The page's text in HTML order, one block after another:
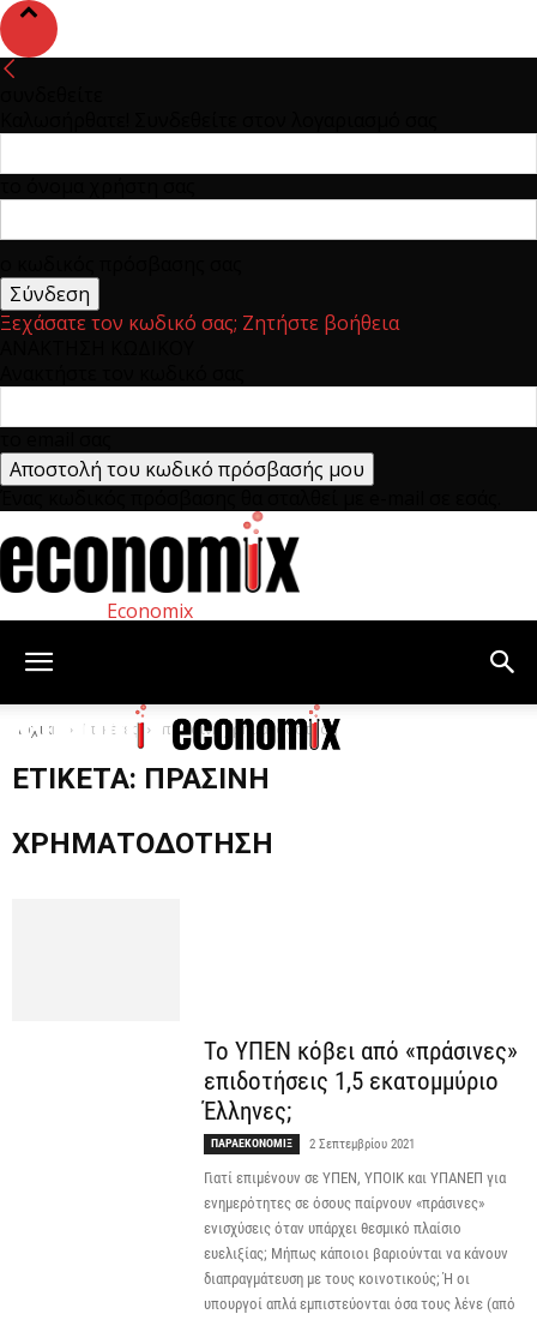
Ξεχάσατε τον κωδικό σας; Ζητήστε βοήθεια
Economix
Αρχική Ετικέτες πράσινη χρηματοδότηση
ΕΤΙΚΈΤΑ: ΠΡΆΣΙΝΗ
ΧΡΗΜΑΤΟΔΌΤΗΣΗ
Το ΥΠΕΝ κόβει από «πράσινες»
επιδοτήσεις 1,5 εκατομμύριο
Έλληνες;
ΠΑΡΑΕΚΟΝΟΜΙΞ 2 Σεπτεμβρίου 2021
Γιατί επιμένουν σε ΥΠΕΝ, ΥΠΟΙΚ και ΥΠΑΝΕΠ για
ενημερότητες σε όσους παίρνουν «πράσινες»
ενισχύσεις όταν υπάρχει θεσμικό πλαίσιο
ευελιξίας; Μήπως κάποιοι βαριούνται να κάνουν
διαπραγμάτευση με τους κοινοτικούς; Ή οι
υπουργοί απλά εμπιστεύονται όσα τους λένε (από